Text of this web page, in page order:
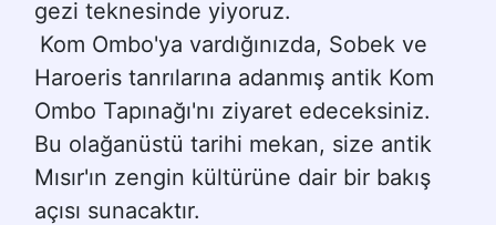
gezi teknesinde yiyoruz.
Kom Ombo'ya vardığınızda, Sobek ve
Haroeris tanrılarına adanmış antik Kom
Ombo Tapınağı'nı ziyaret edeceksiniz.
Bu olağanüstü tarihi mekan, size antik
Mısır'ın zengin kültürüne dair bir bakış
açısı sunacaktır.